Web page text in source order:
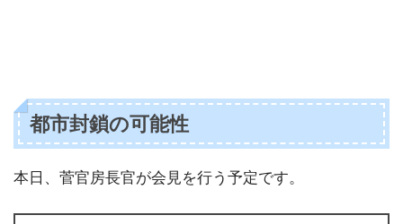
都市封鎖の可能性
本日、菅官房長官が会見を行う予定です。